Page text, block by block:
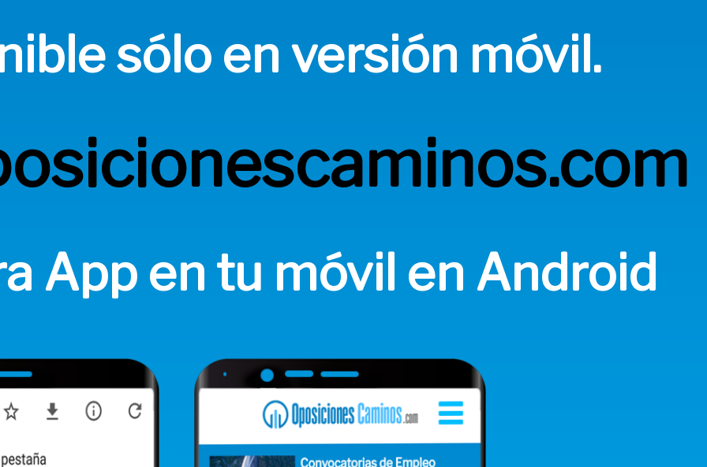
sólo en versión móvil.
App en tu móvil en Android